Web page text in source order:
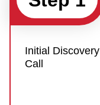
Initial Discovery
Call